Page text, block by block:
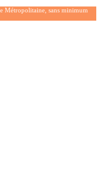
Métropolitaine, sans minimum